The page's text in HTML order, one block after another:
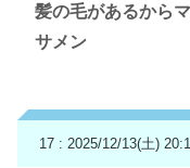
髪の毛があるから
サメン
17 : 2025/12/13(土)